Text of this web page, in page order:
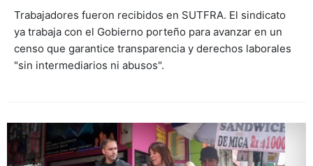
Trabajadores fueron recibidos en SUTFRA. El sindicato
ya trabaja con el Gobierno porteño para avanzar en un
censo que garantice transparencia y derechos laborales
"sin intermediarios ni abusos".